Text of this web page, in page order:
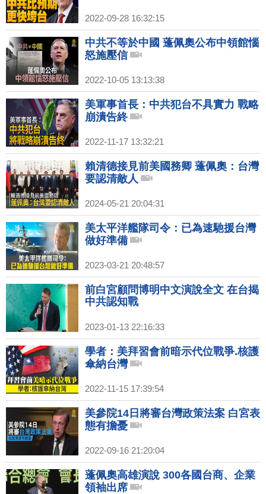
2022-09-28 16:32:15
中共不等於中國 蓬佩奧公布中領館惱
怒施壓信
2022-10-05 13:13:38
美軍事首長：中共犯台不具實力 戰略
崩潰告終
2022-11-17 13:32:21
賴清德接見前美國務卿 蓬佩奧：台灣
要認清敵人
2024-05-21 20:04:31
美太平洋艦隊司令：已為速馳援台灣
做好準備
2023-03-21 20:48:57
前白宮顧問博明中文演說全文 在台揭
中共認知戰
2023-01-13 22:16:33
學者：美拜習會前暗示代位戰爭.核護
傘納台灣
2022-11-15 17:39:54
美參院14日將審台灣政策法案 白宮表
態有擔憂
2022-09-16 21:20:04
蓬佩奧高雄演說 300各國台商、企業
領袖出席